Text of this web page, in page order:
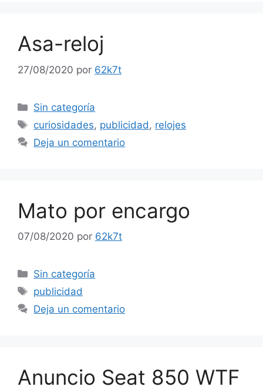
Asa-reloj
27/08/2020 por 62k7t
Categorías
Sin categoría
Etiquetas
curiosidades, publicidad , relojes
Deja un comentario
Mato por encargo
07/08/2020 por 62k7t
Categorías
Sin categoría
Etiquetas
publicidad
Deja un comentario
Anuncio Seat 850 WTF